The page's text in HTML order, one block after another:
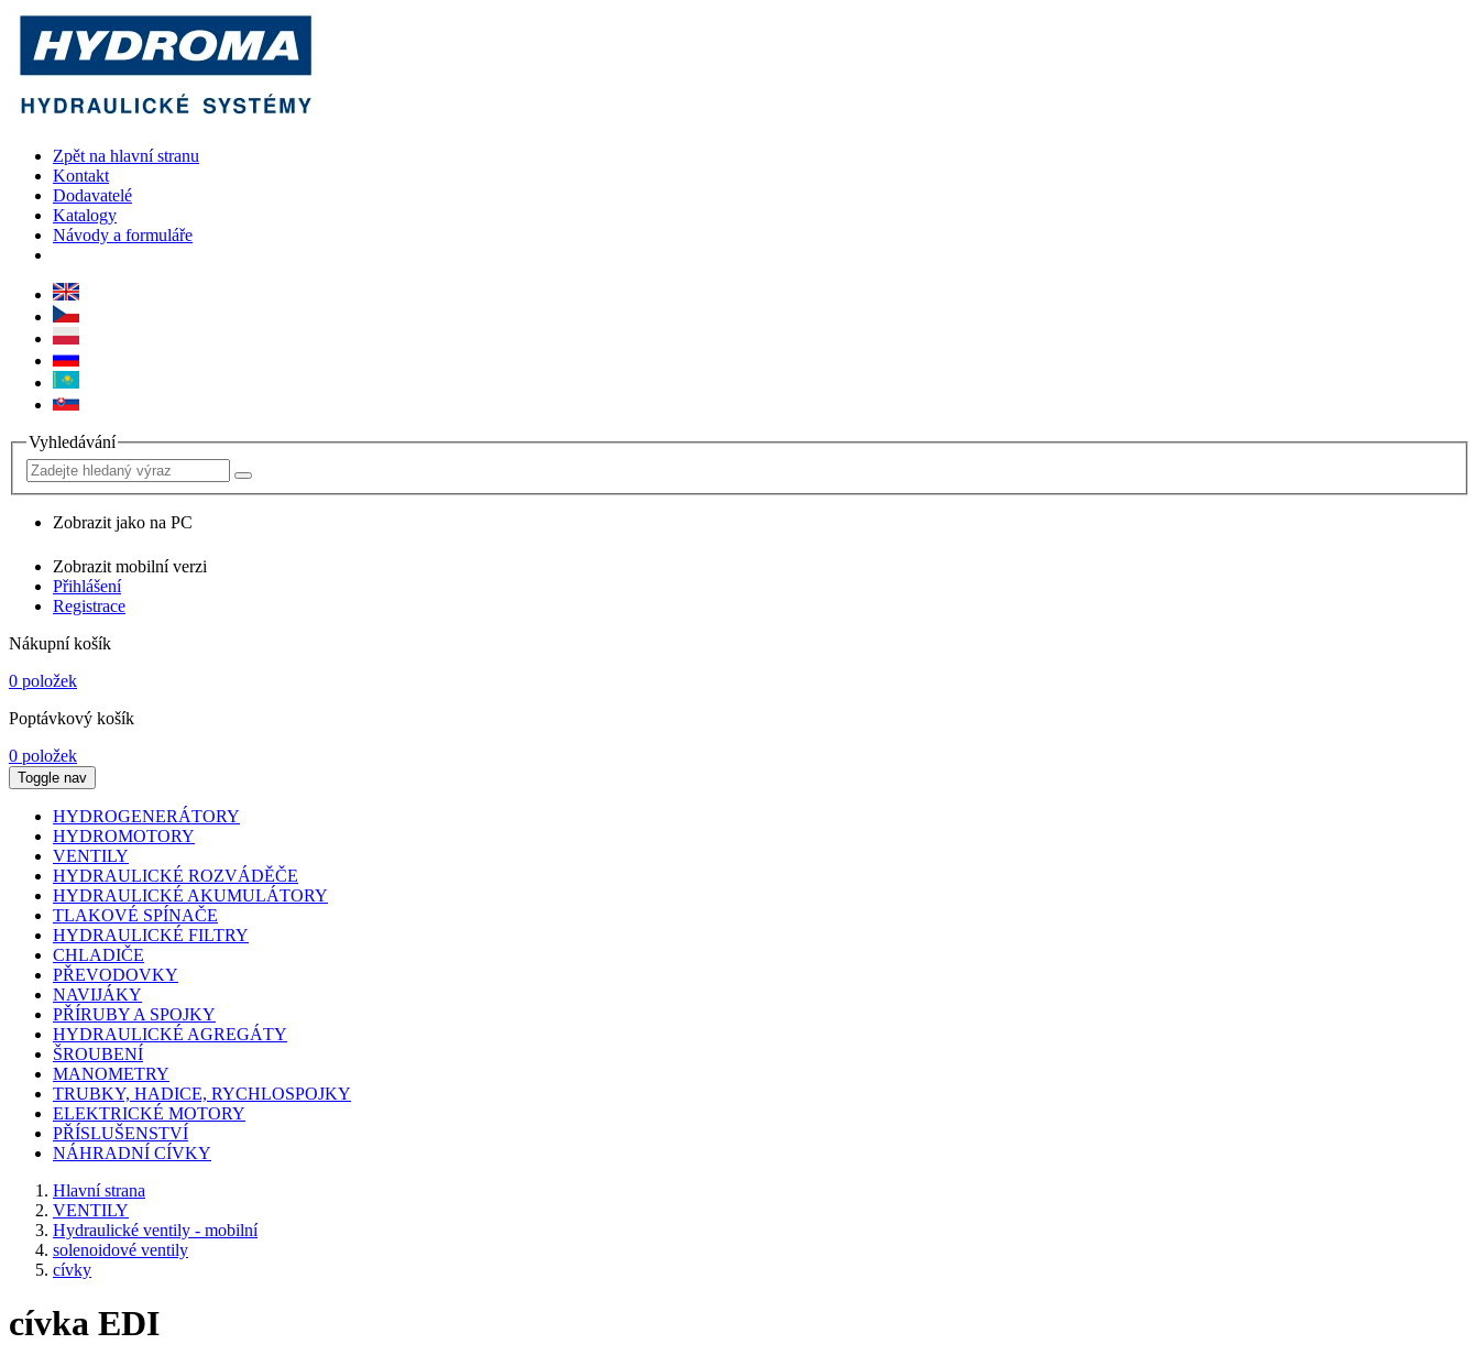
Zpět na hlavní stranu
Kontakt
Dodavatelé
Katalogy
Návody a formuláře
Vyhledávání
Zobrazit jako na PC
Zobrazit mobilní verzi
Přihlášení
Registrace
Nákupní košík
0 položek
Poptávkový košík
0 položek
Toggle nav
HYDROGENERÁTORY
HYDROMOTORY
VENTILY
HYDRAULICKÉ ROZVÁDĚČE
HYDRAULICKÉ AKUMULÁTORY
TLAKOVÉ SPÍNAČE
HYDRAULICKÉ FILTRY
CHLADIČE
PŘEVODOVKY
NAVIJÁKY
PŘÍRUBY A SPOJKY
HYDRAULICKÉ AGREGÁTY
ŠROUBENÍ
MANOMETRY
TRUBKY, HADICE, RYCHLOSPOJKY
ELEKTRICKÉ MOTORY
PŘÍSLUŠENSTVÍ
NÁHRADNÍ CÍVKY
Hlavní strana
VENTILY
Hydraulické ventily - mobilní
solenoidové ventily
cívky
cívka EDI